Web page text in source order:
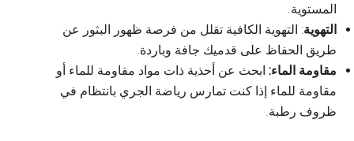
المستوية.
التهوية: التهوية الكافية تقلل من فرصة ظهور البثور عن
طريق الحفاظ على قدميك جافة وباردة.
مقاومة الماء: ابحث عن أحذية ذات مواد مقاومة للماء أو
مقاومة للماء إذا كنت تمارس رياضة الجري بانتظام في
ظروف رطبة.